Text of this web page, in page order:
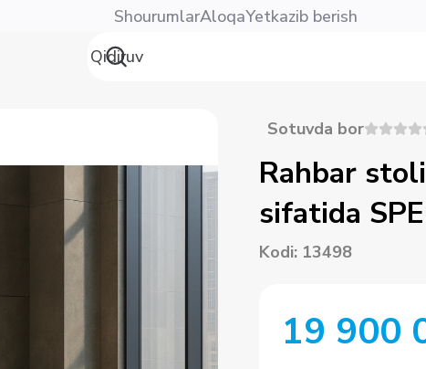
ShourumlarAloqaYetkazib berish
Sotuvda bor
Rahbar
sifatida
Kodi: 13498
19 900